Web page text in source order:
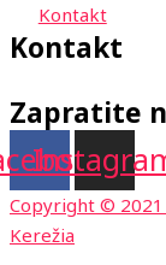
Kontakt
Kontakt
Zapratite
Copyright ©
Kerežia